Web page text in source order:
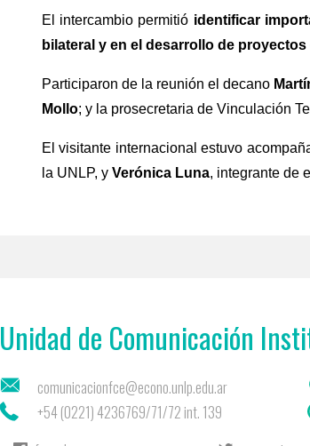
El intercambio permitió identificar
bilateral y en el desarrollo de
Participaron de la reunión el decano
Mollo; y la prosecretaria de Vinculación
El visitante internacional estuvo
la UNLP, yVerónica Luna, integrante de
Unidad de Comunicación
comunicacionfce@econo.unlp.edu.ar
+54 (0221) 4236769/71/72 int. 139